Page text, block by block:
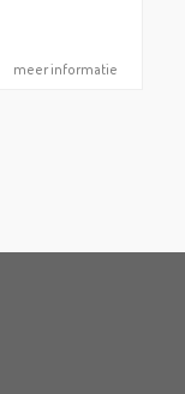
meer informatie